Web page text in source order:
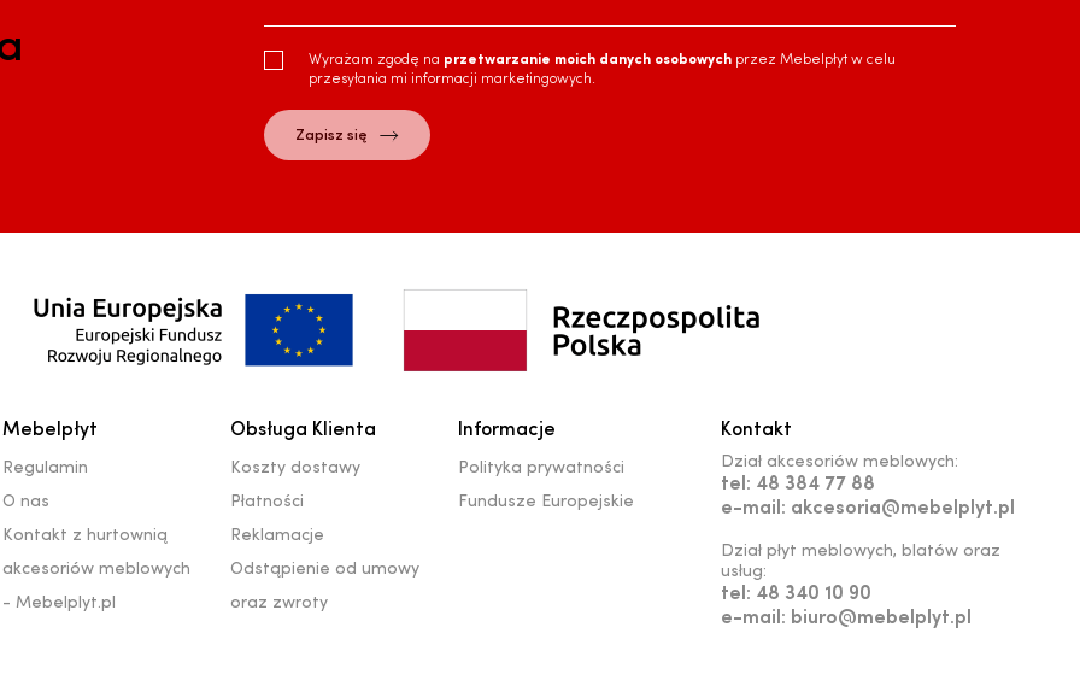
Wyrażam zgodę na przetwarzanie moich danych osobowych przez Mebelpłyt w celu
przesyłania mi informacji marketingowych.
Mebelpłyt
Regulamin
O nas
Kontakt z hurtownią
akcesoriów meblowych
- Mebelplyt.pl
Obsługa Klienta
Koszty dostawy
Płatności
Reklamacje
Odstąpienie od umowy
oraz zwroty
Informacje
Polityka prywatności
Fundusze Europejskie
Kontakt
Dział akcesoriów meblowych:
tel: 48 384 77 88
e-mail: akcesoria@mebelplyt.pl
Dział płyt meblowych, blatów oraz
usług:
tel: 48 340 10 90
e-mail: biuro@mebelplyt.pl